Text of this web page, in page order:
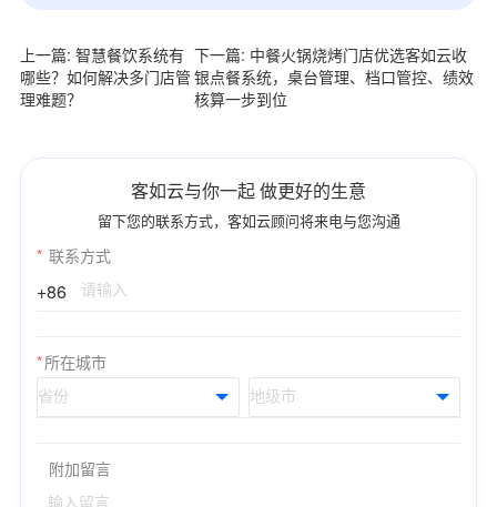
上一篇: 智慧餐饮系统有
哪些？如何解决多门店管
理难题？
下一篇: 中餐火锅烧烤门店优选客如云收
银点餐系统，桌台管理、档口管控、绩效
核算一步到位
客如云与你一起 做更好的生意
留下您的联系方式，客如云顾问将来电与您沟通
* 联系方式
+86
*所在城市
附加留言